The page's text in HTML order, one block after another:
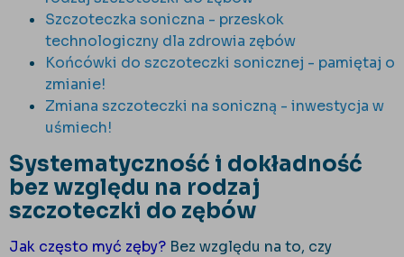
Szczoteczka soniczna - przeskok
technologiczny dla zdrowia zębów
Końcówki do szczoteczki sonicznej - pamiętaj o
zmianie!
Zmiana szczoteczki na soniczną - inwestycja w
uśmiech!
Systematyczność i dokładność
bez względu na rodzaj
szczoteczki do zębów
Jak często myć zęby? Bez względu na to, czy